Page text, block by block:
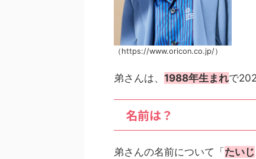
（https://www.oricon.co.jp/）
弟さんは、 1988年生まれで
名前は？
弟さんの名前について「 たいじ